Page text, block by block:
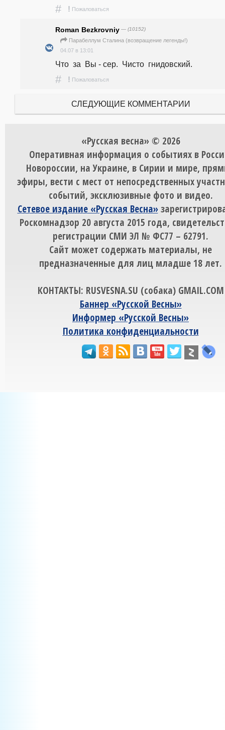
# ! Пожаловаться
Roman Bezkrovniy — (10152)
Парабеллум Сталина (возвращение легенды!)
04.07 в 13:01
Что  за  Вы - сер.  Чисто  гнидовский.
# ! Пожаловаться
СЛЕДУЮЩИЕ КОММЕНТАРИИ
«Русская весна» © 2026
Оперативная информация о событиях в
Новороссии, на Украине, в Сирии и мире,
эфиры, вести с мест от непосредственных
событий, эксклюзивные фото и видео.
Сетевое издание «Русская Весна»
Роскомнадзор 20 августа 2015 года,
регистрации СМИ ЭЛ № ФС77 – 62791.
Сайт может содержать материалы, не
предназначенные для лиц младше 18 лет.
КОНТАКТЫ: RUSVESNA.SU (собака) GMAIL.COM
Баннер «Русской Весны»
Информер «Русской Весны»
Политика конфиденциальности